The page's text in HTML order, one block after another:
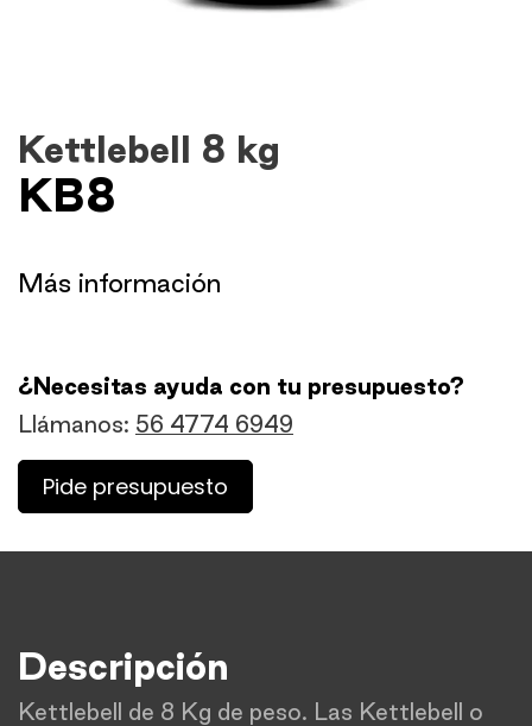
Kettlebell 8 kg
KB8
​Más información
¿Necesitas ayuda con tu presupuesto?
Llámanos: 56 4774 6949
Pide presupuesto
Descripción
Kettlebell de 8 Kg de peso. Las Kettlebell o